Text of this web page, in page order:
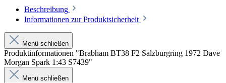
Beschreibung
Informationen zur Produktsicherheit
Menü schließen
Produktinformationen "Brabham BT38 F2 Salzburgring 1972 Dave
Morgan Spark 1:43 S7439"
Menü schließen